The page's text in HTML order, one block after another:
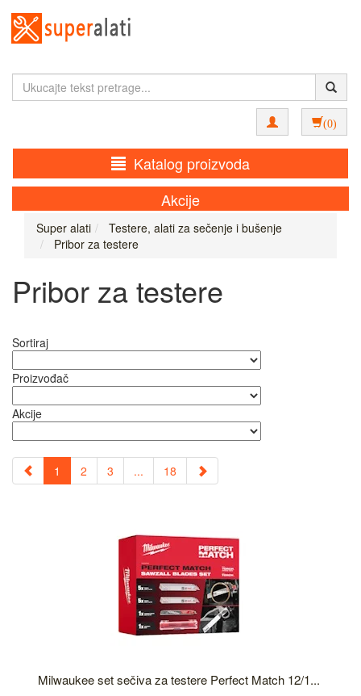
(0)
Katalog proizvoda
Akcije
Super alati
Testere, alati za sečenje i bušenje
Pribor za testere
Pribor za testere
Sortiraj
Proizvođač
Akcije
1 2 3 ... 18
Milwaukee set sečiva za testere Perfect Match 12/1...